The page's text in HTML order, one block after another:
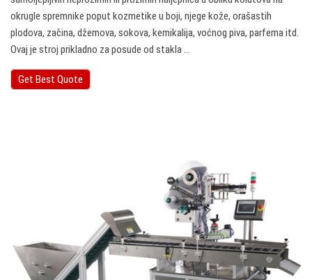
okrugle spremnike poput kozmetike u boji, njege kože, orašastih
plodova, začina, džemova, sokova, kemikalija, voćnog piva, parfema itd.
Ovaj je stroj prikladno za posude od stakla ...
Get Best Quote